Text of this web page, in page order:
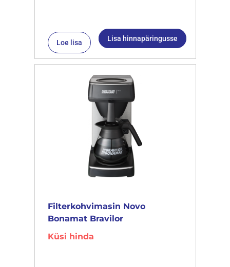
Loe lisa Lisa hinnapäringusse
Filterkohvimasin Novo
Bonamat Bravilor
Küsi hinda